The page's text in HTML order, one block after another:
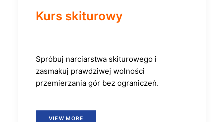
Kurs skiturowy
Spróbuj narciarstwa skiturowego i
zasmakuj prawdziwej wolności
przemierzania gór bez ograniczeń.
VIEW MORE